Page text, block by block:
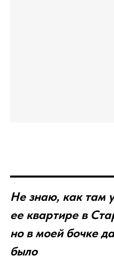
Не знаю, как там
ее квартире в
но в моей бочке
было